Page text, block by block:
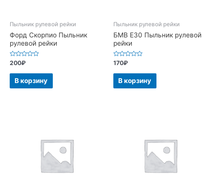
Пыльник рулевой рейки
Форд Скорпио Пыльник
рулевой рейки
Оценка
из
200₽
В корзину
Пыльник рулевой рейки
БМВ Е30 Пыльник рулевой
рейки
Оценка
из
170₽
В корзину